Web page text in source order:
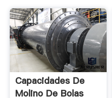
Capacidades De
Molino De Bolas